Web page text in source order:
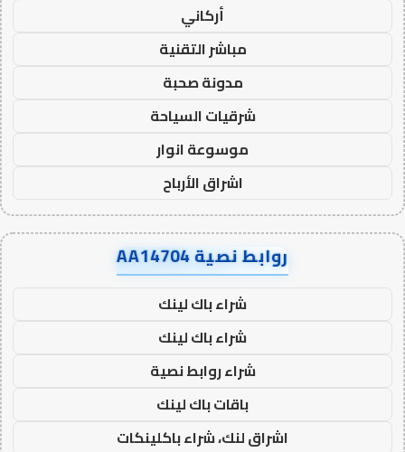
أركاني
مباشر التقنية
مدونة صحبة
شرقيات السياحة
موسوعة انوار
اشراق الأرباح
روابط نصية AA14704
شراء باك لينك
شراء باك لينك
شراء روابط نصية
باقات باك لينك
اشراق لنك، شراء باكلينكات